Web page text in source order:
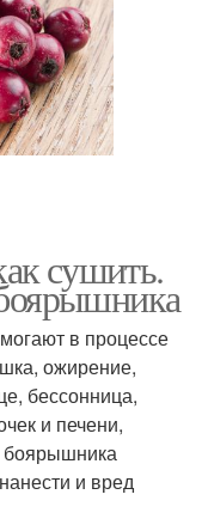
сушить.
в процессе
ожирение,
бессонница,
и печени,
боярышника
и вред